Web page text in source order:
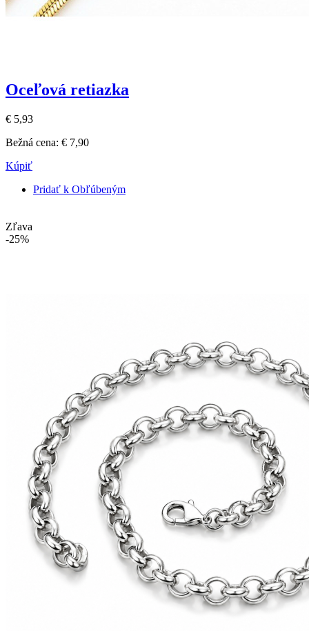
Oceľová retiazka
€ 5,93
Bežná cena: € 7,90
Kúpiť
Pridať k Obľúbeným
Zľava
-25%